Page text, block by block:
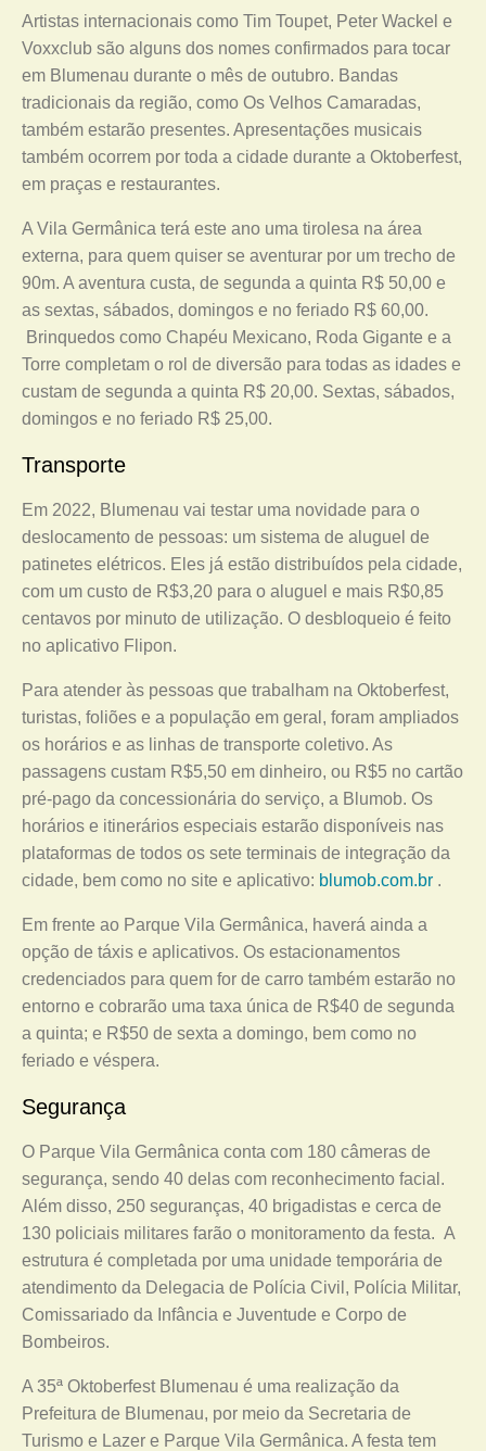
Artistas internacionais como Tim Toupet, Peter Wackel e
Voxxclub são alguns dos nomes confirmados para tocar
em Blumenau durante o mês de outubro. Bandas
tradicionais da região, como Os Velhos Camaradas,
também estarão presentes. Apresentações musicais
também ocorrem por toda a cidade durante a Oktoberfest,
em praças e restaurantes.
A Vila Germânica terá este ano uma tirolesa na área
externa, para quem quiser se aventurar por um trecho de
90m. A aventura custa, de segunda a quinta R$ 50,00 e
as sextas, sábados, domingos e no feriado R$ 60,00.
Brinquedos como Chapéu Mexicano, Roda Gigante e a
Torre completam o rol de diversão para todas as idades e
custam de segunda a quinta R$ 20,00. Sextas, sábados,
domingos e no feriado R$ 25,00.
Transporte
Em 2022, Blumenau vai testar uma novidade para o
deslocamento de pessoas: um sistema de aluguel de
patinetes elétricos. Eles já estão distribuídos pela cidade,
com um custo de R$3,20 para o aluguel e mais R$0,85
centavos por minuto de utilização. O desbloqueio é feito
no aplicativo Flipon.
Para atender às pessoas que trabalham na Oktoberfest,
turistas, foliões e a população em geral, foram ampliados
os horários e as linhas de transporte coletivo. As
passagens custam R$5,50 em dinheiro, ou R$5 no cartão
pré-pago da concessionária do serviço, a Blumob. Os
horários e itinerários especiais estarão disponíveis nas
plataformas de todos os sete terminais de integração da
cidade, bem como no site e aplicativo: blumob.com.br .
Em frente ao Parque Vila Germânica, haverá ainda a
opção de táxis e aplicativos. Os estacionamentos
credenciados para quem for de carro também estarão no
entorno e cobrarão uma taxa única de R$40 de segunda
a quinta; e R$50 de sexta a domingo, bem como no
feriado e véspera.
Segurança
O Parque Vila Germânica conta com 180 câmeras de
segurança, sendo 40 delas com reconhecimento facial.
Além disso, 250 seguranças, 40 brigadistas e cerca de
130 policiais militares farão o monitoramento da festa. A
estrutura é completada por uma unidade temporária de
atendimento da Delegacia de Polícia Civil, Polícia Militar,
Comissariado da Infância e Juventude e Corpo de
Bombeiros.
A 35ª Oktoberfest Blumenau é uma realização da
Prefeitura de Blumenau, por meio da Secretaria de
Turismo e Lazer e Parque Vila Germânica. A festa tem